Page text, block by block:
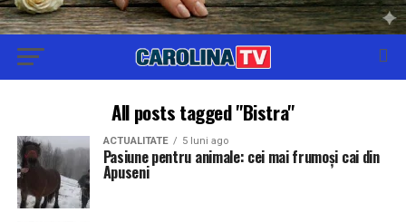
All posts tagged "Bistra"
ACTUALITATE 5 luni ago
Pasiune pentru animale: cei mai frumoși cai din
Apuseni